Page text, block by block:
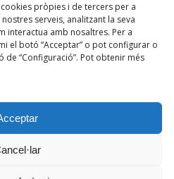
pròpies i de tercers per a
serveis, analitzant la seva
interactua amb nosaltres. Per a
el botó “Acceptar” o pot configurar o
“Configuració”. Pot obtenir més
legal
de privacitat
de dades